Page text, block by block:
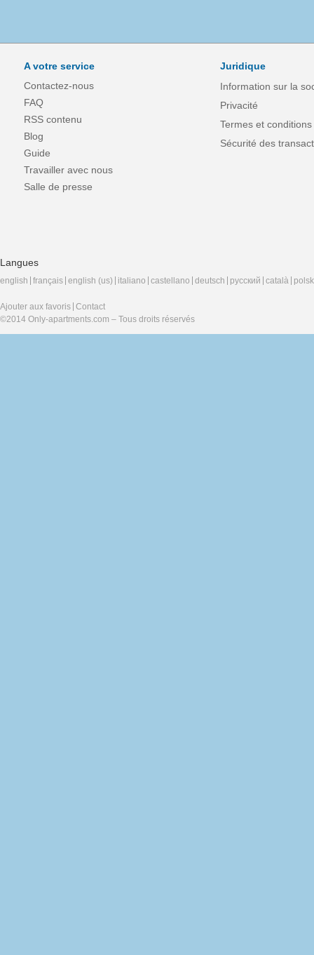
A votre service
Contactez-nous
FAQ
RSS contenu
Blog
Guide
Travailler avec nous
Salle de presse
Juridique
Information sur la
Privacité
Termes et conditions
Sécurité des
Langues
english français english (us) italiano castellano deutsch русский català
Ajouter aux favoris Contact
©2014 Only-apartments.com – Tous droits réservés